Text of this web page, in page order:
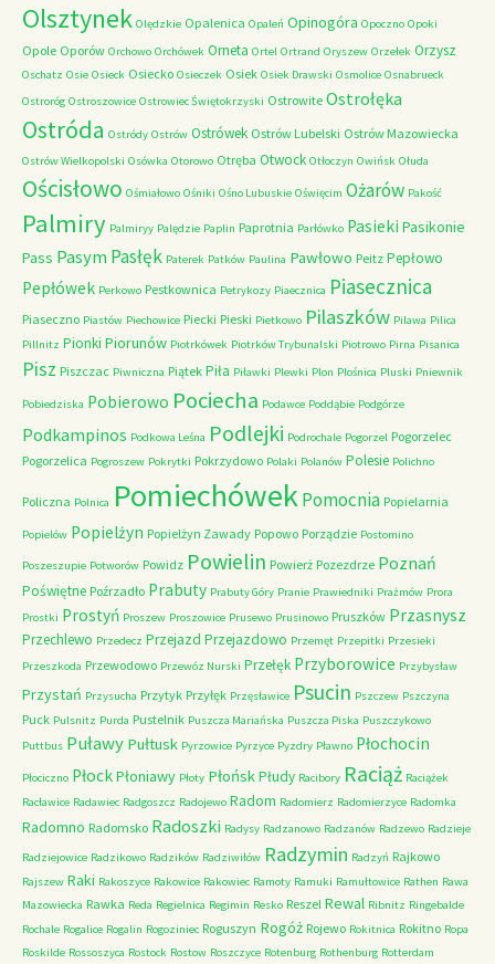
Olsztynek Olędzkie Opalenica Opaleń Opinogóra Opoczno Opoki
Opole Oporów Orchowo Orchówek Orneta Ortel Ortrand Oryszew Orzełek Orzysz
Oschatz Osie Osieck Osiecko Osieczek Osiek Osiek Drawski Osmolice Osnabrueck
Ostroróg Ostroszowice Ostrowiec Świętokrzyski Ostrowite Ostrołęka
Ostróda Ostródy Ostrów Ostrówek Ostrów Lubelski Ostrów Mazowiecka
Ostrów Wielkopolski Osówka Otorowo Otręba Otwock Otłoczyn Owińsk Ołuda
Ościsłowo Ośmiałowo Ośniki Ośno Lubuskie Oświęcim Ożarów Pakość
Palmiry Palmiryy Palędzie Paplin Paprotnia Parłówko Pasieki Pasikonie
Pass PasymPasłęk Paterek Patków Paulina Pawłowo Peitz Pepłowo
Pepłówek Perkowo Pestkownica Petrykozy Piaecznica Piasecznica
Piaseczno Piastów Piechowice Piecki Pieski Pietkowo Pilaszków Pilawa Pilica
Pillnitz Pionki Piorunów Piotrkówek Piotrków Trybunalski Piotrowo Pirna Pisanica
Pisz Piszczac Piwniczna Piątek Piła Piławki Plewki Plon Plośnica Pluski Pniewnik
Pobiedziska Pobierowo Pociecha Podawce Poddąbie Podgórze
Podkampinos Podkowa Leśna Podlejki Podrochale Pogorzel Pogorzelec
Pogorzelica Pogroszew Pokrytki Pokrzydowo Polaki Polanów Polesie Polichno
Policzna Polnica PomiechówekPomocnia Popielarnia
Popielów Popielżyn Popielżyn Zawady Popowo Porządzie Postomino
Poszeszupie Potworów Powidz Powielin Powierż Pozezdrze Poznań
Poświętne Poźrzadło Prabuty Prabuty Góry Pranie Prawiedniki Prażmów Prora
Prostki Prostyń Proszew Proszowice Prusewo Prusinowo Pruszków Przasnysz
Przechlewo Przedecz Przejazd Przejazdowo Przemęt Przepitki Przesieki
Przeszkoda Przewodowo Przewóz Nurski Przełęk Przyborowice Przybysław
Przystań Przysucha Przytyk Przyłęk Przęsławice Psucin Pszczew Pszczyna
Puck Pulsnitz Purda Pustelnik Puszcza Mariańska Puszcza Piska Puszczykowo
Puttbus Puławy Pułtusk Pyrzowice Pyrzyce Pyzdry Pławno Płochocin
Płociczno PłockPłoniawy Płoty PłońskPłudy Racibory Raciąż Raciążek
Racławice Radawiec Radgoszcz Radojewo Radom Radomierz Radomierzyce Radomka
Radomno Radomsko Radoszki Radysy Radzanowo Radzanów Radzewo Radzieje
Radziejowice Radzikowo Radzików Radziwiłów Radzymin Radzyń Rajkowo
Rajszew Raki Rakoszyce Rakowice Rakowiec Ramoty Ramuki Ramułtowice Rathen Rawa
Mazowiecka Rawka Reda Regielnica Regimin Resko Reszel Rewal Ribnitz Ringebalde
Rochale Rogalice Rogalin Rogoziniec Roguszyn Rogóż Rojewo Rokitnica Rokitno Ropa
Roskilde Rossoszyca Rostock Rostow Roszczyce Rotenburg Rothenburg Rotterdam